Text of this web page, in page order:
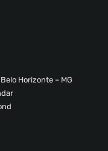
Horizonte – MG